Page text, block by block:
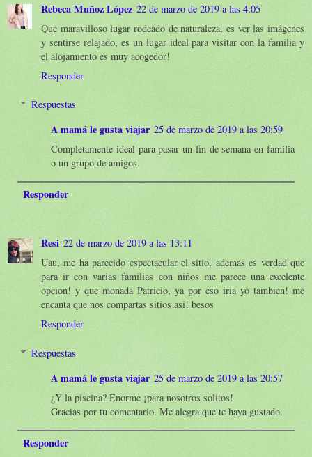
Rebeca Muñoz López 22 de marzo de 2019 a las 4:05
Que maravilloso lugar rodeado de naturaleza, es ver las imágenes
y sentirse relajado, es un lugar ideal para visitar con la familia y
el alojamiento es muy acogedor!
Responder
Respuestas
A mamá le gusta viajar 25 de marzo de 2019 a las 20:59
Completamente ideal para pasar un fin de semana en familia
o un grupo de amigos.
Responder
Resi 22 de marzo de 2019 a las 13:11
Uau, me ha parecido espectacular el sitio, ademas es verdad que
para ir con varias familias con niños me parece una excelente
opcion! y que monada Patricio, ya por eso iria yo tambien! me
encanta que nos compartas sitios asi! besos
Responder
Respuestas
A mamá le gusta viajar 25 de marzo de 2019 a las 20:57
¿Y la piscina? Enorme ¡para nosotros solitos!
Gracias por tu comentario. Me alegra que te haya gustado.
Responder